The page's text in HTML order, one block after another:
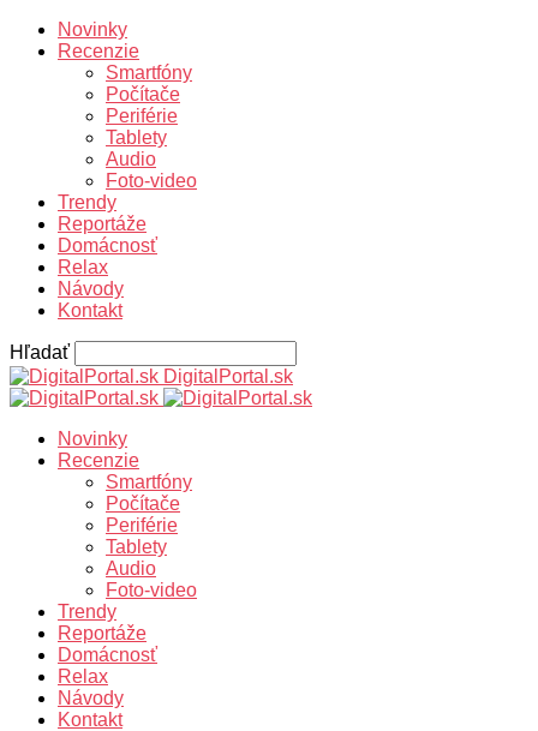
Novinky
Recenzie
Smartfóny
Počítače
Periférie
Tablety
Audio
Foto-video
Trendy
Reportáže
Domácnosť
Relax
Návody
Kontakt
Hľadať
DigitalPortal.sk
Novinky
Recenzie
Smartfóny
Počítače
Periférie
Tablety
Audio
Foto-video
Trendy
Reportáže
Domácnosť
Relax
Návody
Kontakt